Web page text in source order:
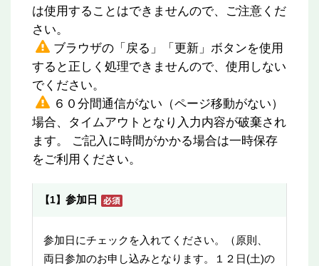
は使用することはできませんので、ご注意くだ
さい。
ブラウザの「戻る」「更新」ボタンを使用
すると正しく処理できませんので、使用しない
でください。
６０分間通信がない（ページ移動がない）
場合、タイムアウトとなり入力内容が破棄され
ます。 ご記入に時間がかかる場合は一時保存
をご利用ください。
【1】 参加日
参加日にチェックを入れてください。（原則、
両日参加のお申し込みとなります。１２日(土)の